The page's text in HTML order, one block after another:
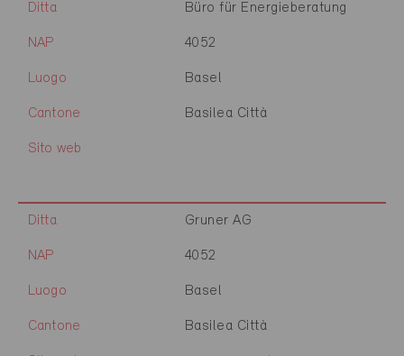
Ditta Büro für Energieberatung
NAP 4052
Luogo Basel
Cantone Basilea Città
Sito web
Ditta Gruner AG
NAP 4052
Luogo Basel
Cantone Basilea Città